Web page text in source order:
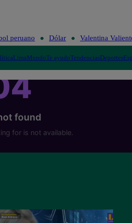
Valentina
peruano Dólar Valentina
LimaMundoTe ayudoTendenciasDeportes